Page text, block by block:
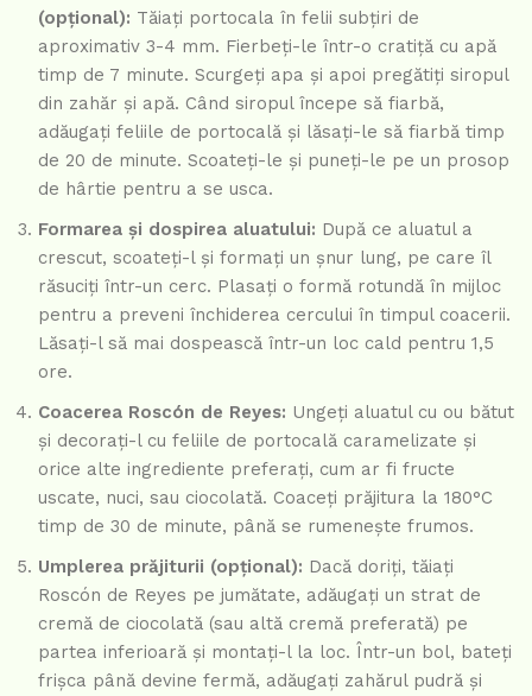
(opțional): Tăiați portocala în felii subțiri de
aproximativ 3-4 mm. Fierbeți-le într-o cratiță cu apă
timp de 7 minute. Scurgeți apa și apoi pregătiți siropul
din zahăr și apă. Când siropul începe să fiarbă,
adăugați feliile de portocală și lăsați-le să fiarbă timp
de 20 de minute. Scoateți-le și puneți-le pe un prosop
de hârtie pentru a se usca.
Formarea și dospirea aluatului: După ce aluatul a
crescut, scoateți-l și formați un șnur lung, pe care îl
răsuciți într-un cerc. Plasați o formă rotundă în mijloc
pentru a preveni închiderea cercului în timpul coacerii.
Lăsați-l să mai dospească într-un loc cald pentru 1,5
ore.
Coacerea Roscón de Reyes: Ungeți aluatul cu ou bătut
și decorați-l cu feliile de portocală caramelizate și
orice alte ingrediente preferați, cum ar fi fructe
uscate, nuci, sau ciocolată. Coaceți prăjitura la 180°C
timp de 30 de minute, până se rumenește frumos.
Umplerea prăjiturii (opțional): Dacă doriți, tăiați
Roscón de Reyes pe jumătate, adăugați un strat de
cremă de ciocolată (sau altă cremă preferată) pe
partea inferioară și montați-l la loc. Într-un bol, bateți
frișca până devine fermă, adăugați zahărul pudră și